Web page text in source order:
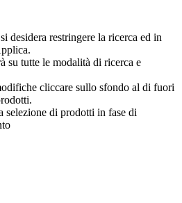
desidera restringere la ricerca ed in
su tutte le modalità di ricerca e
cliccare sullo sfondo al di fuori
selezione di prodotti in fase di